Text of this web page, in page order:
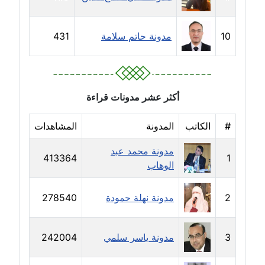
مدونة جلال الخطيب
عاملة
عاملة
عاملة
مدونة جواد الحربي
عاملة
مدونة جيهان عفيفي
عاملة
مدونة جيهان عوض
عاملة
10 مدونة حاتم سلامة 431
أكثر عشر مدونات قراءة
# الكاتب المدونة المشاهدات
1
مدونة محمد عبد
الوهاب
413364
2 مدونة نهلة حمودة 278540
3 مدونة ياسر سلمي 242004